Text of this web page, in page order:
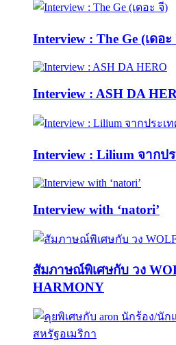
Interview : The Ge (เดอะ
Interview : ASH DA
Interview : Lilium จากป
Interview with ‘natori’
สัมภาษณ์พิเศษกับ วง
HARMONY